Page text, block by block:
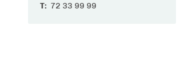
T: 72 33 99 99